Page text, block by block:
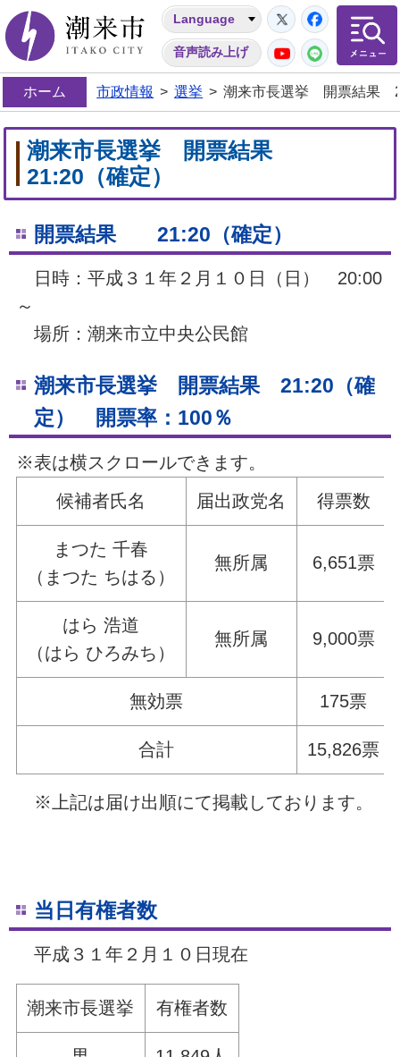
潮来市
Language
音声読み上げ
Twitter
YouTube
LINE
ホーム 市政情報 > 選挙 > 潮来市長選挙 開票結果
潮来市長選挙 開票結果
21:20（確定）
開票結果 21:20（確定）
日時：平成３１年２月１０日（日） 20:00
～
場所：潮来市立中央公民館
潮来市長選挙 開票結果 21:20（確
定） 開票率：100％
※表は横スクロールできます。
候補者氏名
届出政党名 得票数
まつた 千春
（まつた ちはる）
無所属 6,651票
はら 浩道
（はら ひろみち）
無所属 9,000票
無効票 175票
合計 15,826票
※上記は届け出順にて掲載しております。
当日有権者数
平成３１年２月１０日現在
潮来市長選挙 有権者数